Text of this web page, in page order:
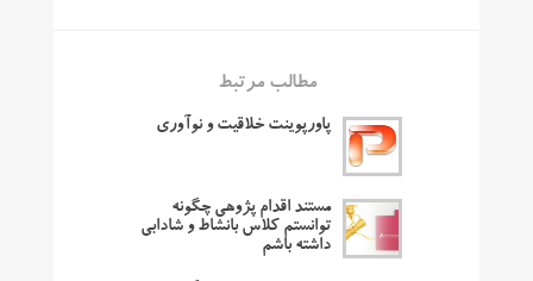
مطالب مرتبط
پاورپوینت خلاقیت و نوآوری
مستند اقدام پژوهی چگونه
توانستم کلاس بانشاط و شادابی
داشته باشم